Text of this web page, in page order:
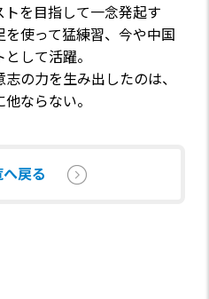
を目指して一念発起す
使って猛練習、今や中国
して活躍。
の力を生み出したのは、
ならない。
へ戻る